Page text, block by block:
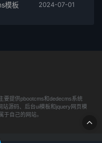
模板 2024-07-01
要提供pbootcms和dedecms系统
站源码、后台ui模板和jquery网页模
于自己的网站。